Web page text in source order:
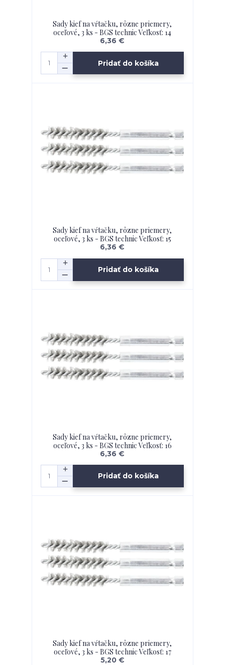
Sady kief na vŕtačku, rôzne priemery,
oceľové, 3 ks - BGS technic Veľkosť: 14
6,36 €
Pridať do košíka
Sady kief na vŕtačku, rôzne priemery,
oceľové, 3 ks - BGS technic Veľkosť: 15
6,36 €
Pridať do košíka
Sady kief na vŕtačku, rôzne priemery,
oceľové, 3 ks - BGS technic Veľkosť: 16
6,36 €
Pridať do košíka
Sady kief na vŕtačku, rôzne priemery,
oceľové, 3 ks - BGS technic Veľkosť: 17
5,20 €